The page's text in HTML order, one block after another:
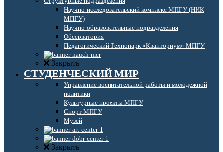
Научно-исследовательский комплекс МПГУ (НИК
МПГУ)
Научно-образовательные подразделения
Обсерватория
Педагогический Технопарк «Кванториум» МПГУ
Закрыть
СТУДЕНЧЕСКИЙ МИР
Управление воспитательной работы и молодежной
политики
Культурные проекты МПГУ
Спорт МПГУ
Музей
Закрыть